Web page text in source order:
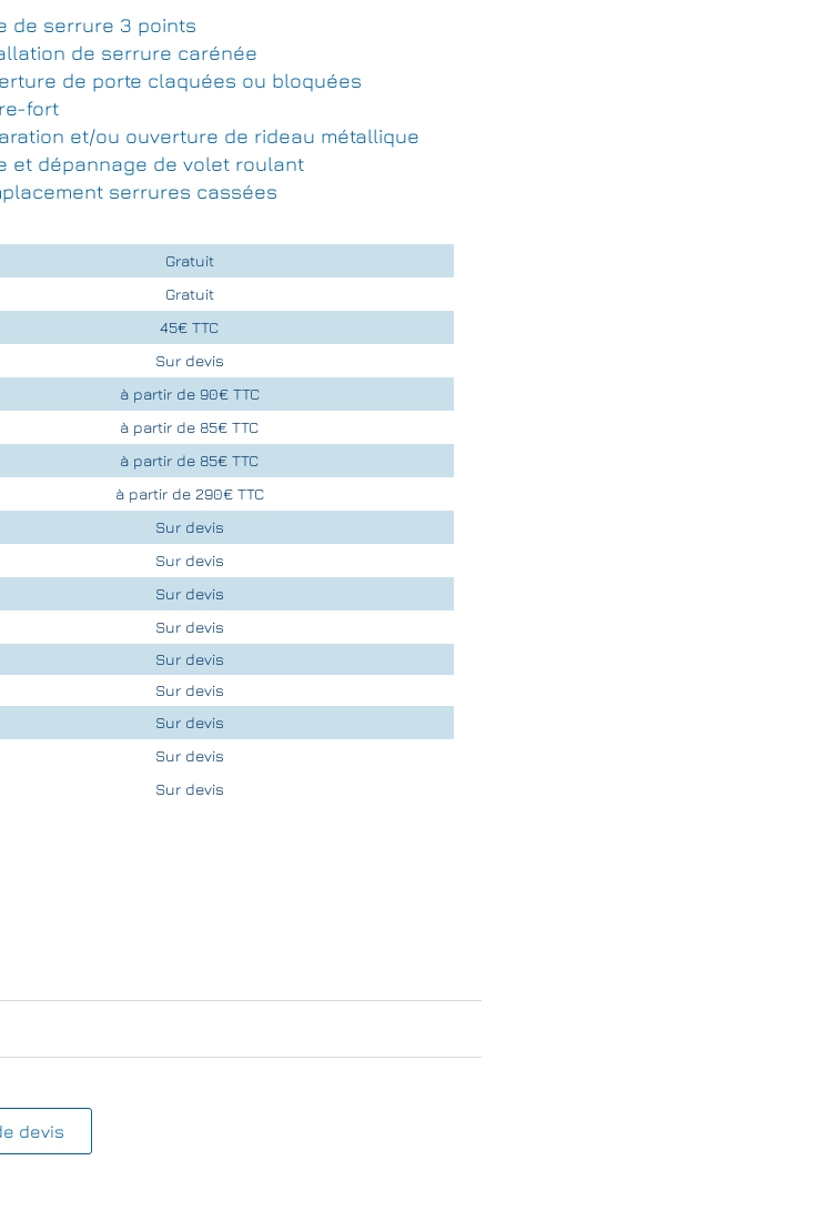
de serrure 3 points
de serrure carénée
de porte claquées ou bloquées
fort
et/ou ouverture de rideau métallique
et dépannage de volet roulant
serrures cassées
Gratuit
Gratuit
45€ TTC
Sur devis
à partir de 90€ TTC
à partir de 85€ TTC
à partir de 85€ TTC
à partir de 290€ TTC
Sur devis
Sur devis
Sur devis
Sur devis
Sur devis
Sur devis
Sur devis
Sur devis
Sur devis
devis